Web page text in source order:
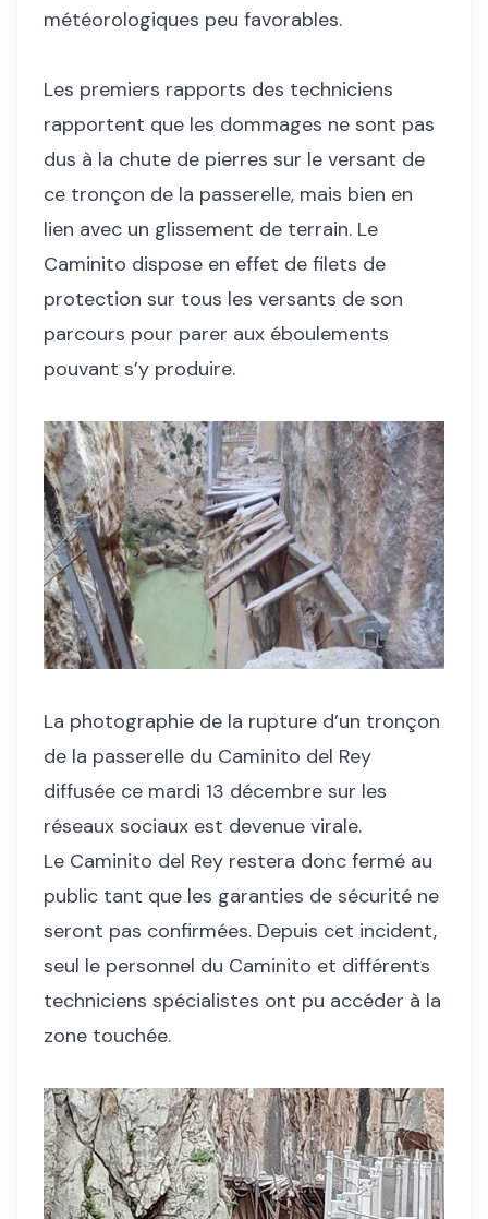
météorologiques peu favorables.
Les premiers rapports des techniciens
rapportent que les dommages ne sont pas
dus à la chute de pierres sur le versant de
ce tronçon de la passerelle, mais bien en
lien avec un glissement de terrain. Le
Caminito dispose en effet de filets de
protection sur tous les versants de son
parcours pour parer aux éboulements
pouvant s’y produire.
La photographie de la rupture d’un tronçon
de la passerelle du Caminito del Rey
diffusée ce mardi 13 décembre sur les
réseaux sociaux est devenue virale.
Le Caminito del Rey restera donc fermé au
public tant que les garanties de sécurité ne
seront pas confirmées. Depuis cet incident,
seul le personnel du Caminito et différents
techniciens spécialistes ont pu accéder à la
zone touchée.